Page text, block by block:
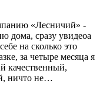
«Лесничий» -
дома, сразу увидеоа
на сколько это
за четыре месяца я
качественный,
ничто не…